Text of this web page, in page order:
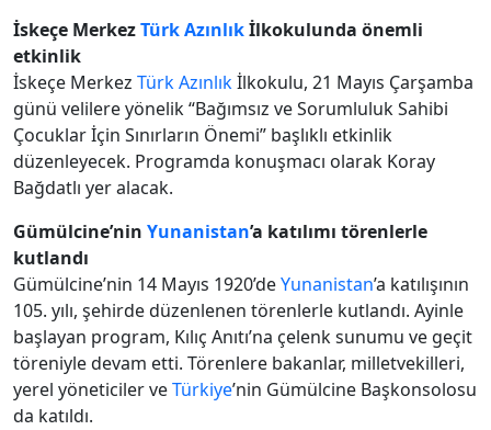
İskeçe MerkezTürk Azınlıkİlkokulunda önemli
etkinlik
İskeçe Merkez Türk Azınlıkİlkokulu, 21 Mayıs Çarşamba
günü velilere yönelik “Bağımsız ve Sorumluluk Sahibi
Çocuklar İçin Sınırların Önemi” başlıklı etkinlik
düzenleyecek. Programda konuşmacı olarak Koray
Bağdatlı yer alacak.
Gümülcine’nin Yunanistan’a katılımı törenlerle
kutlandı
Gümülcine’nin 14 Mayıs 1920’deYunanistan’a katılışının
105. yılı, şehirde düzenlenen törenlerle kutlandı. Ayinle
başlayan program, Kılıç Anıtı’na çelenk sunumu ve geçit
töreniyle devam etti. Törenlere bakanlar, milletvekilleri,
yerel yöneticiler veTürkiye’nin Gümülcine Başkonsolosu
da katıldı.